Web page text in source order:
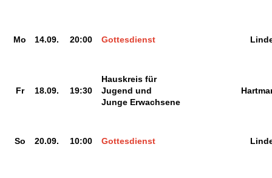
Mo 14.09. 20:00 Gottesdienst
Fr 18.09. 19:30
Hauskreis für
Jugend und
Junge Erwachsene
So 20.09. 10:00 Gottesdienst